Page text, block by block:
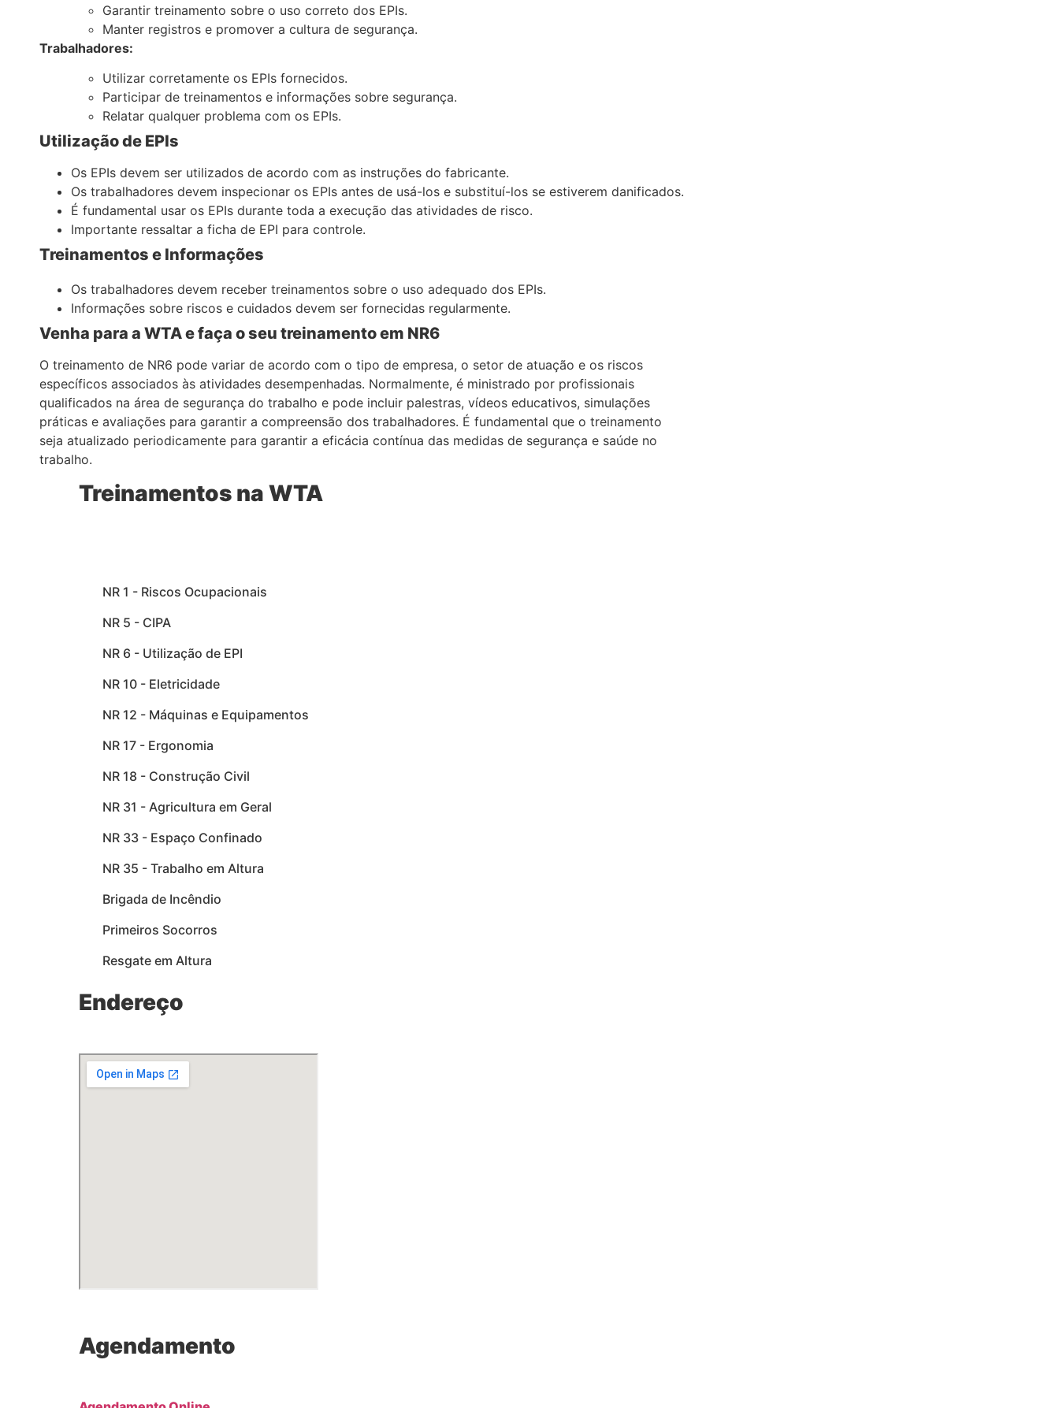
Garantir treinamento sobre o uso correto dos EPIs.
Manter registros e promover a cultura de segurança.
Trabalhadores:
Utilizar corretamente os EPIs fornecidos.
Participar de treinamentos e informações sobre segurança.
Relatar qualquer problema com os EPIs.
Utilização de EPIs
Os EPIs devem ser utilizados de acordo com as instruções do fabricante.
Os trabalhadores devem inspecionar os EPIs antes de usá-los e substituí-los se estiverem danificados.
É fundamental usar os EPIs durante toda a execução das atividades de risco.
Importante ressaltar a ficha de EPI para controle.
Treinamentos e Informações
Os trabalhadores devem receber treinamentos sobre o uso adequado dos EPIs.
Informações sobre riscos e cuidados devem ser fornecidas regularmente.
Venha para a WTA e faça o seu treinamento em NR6
O treinamento de NR6 pode variar de acordo com o tipo de empresa, o setor de atuação e os riscos
específicos associados às atividades desempenhadas. Normalmente, é ministrado por profissionais
qualificados na área de segurança do trabalho e pode incluir palestras, vídeos educativos, simulações
práticas e avaliações para garantir a compreensão dos trabalhadores. É fundamental que o treinamento
seja atualizado periodicamente para garantir a eficácia contínua das medidas de segurança e saúde no
trabalho.
Treinamentos na WTA
NR 1 - Riscos Ocupacionais
NR 5 - CIPA
NR 6 - Utilização de EPI
NR 10 - Eletricidade
NR 12 - Máquinas e Equipamentos
NR 17 - Ergonomia
NR 18 - Construção Civil
NR 31 - Agricultura em Geral
NR 33 - Espaço Confinado
NR 35 - Trabalho em Altura
Brigada de Incêndio
Primeiros Socorros
Resgate em Altura
Endereço
Agendamento